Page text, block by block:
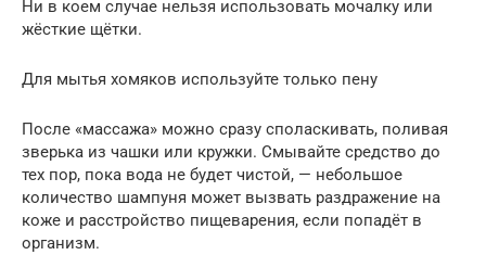
Ни в коем случае нельзя использовать мочалку или
жёсткие щётки.
Для мытья хомяков используйте только пену
После «массажа» можно сразу споласкивать, поливая
зверька из чашки или кружки. Смывайте средство до
тех пор, пока вода не будет чистой, — небольшое
количество шампуня может вызвать раздражение на
коже и расстройство пищеварения, если попадёт в
организм.